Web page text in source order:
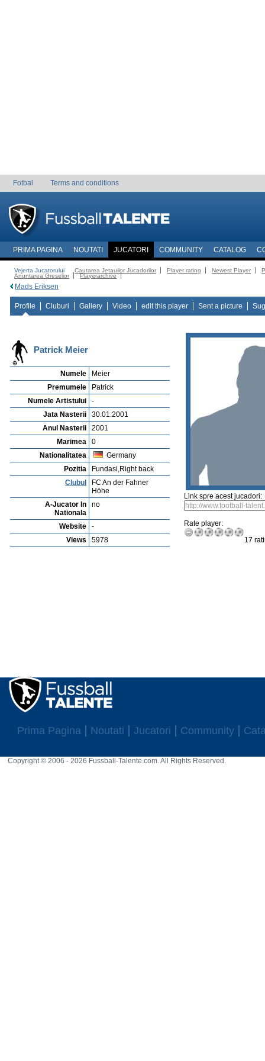
Fotbal Terms and conditions
PRIMA PAGINA NOUTATI JUCATORI COMMUNITY CATALOG
Vejerta Jucatorului Cautarea Jetauilor Jucadorilor Player rating Newest Player
Anuntarea Greselior
Playerarchive
Mads Eriksen
Profile Cluburi Gallery Video edit this player Sent a picture
Patrick Meier
Numele
Meier
Premumele
Patrick
Numele Artistului
-
Jata Nasterii
30.01.2001
Anul Nasterii
2001
Marimea
0
Nationalitatea
Germany
Pozitia
Fundasi,Right back
Clubul
FC An der Fahner
Höhe
A-Jucator In
Nationala
no
Website
-
Views
5978
Link spre acest jucadori:
Rate player:
17
Prima Pagina Noutati Jucatori Community
Copyright © 2006 - 2026 Fussball-Talente.com. All Rights Reserved.